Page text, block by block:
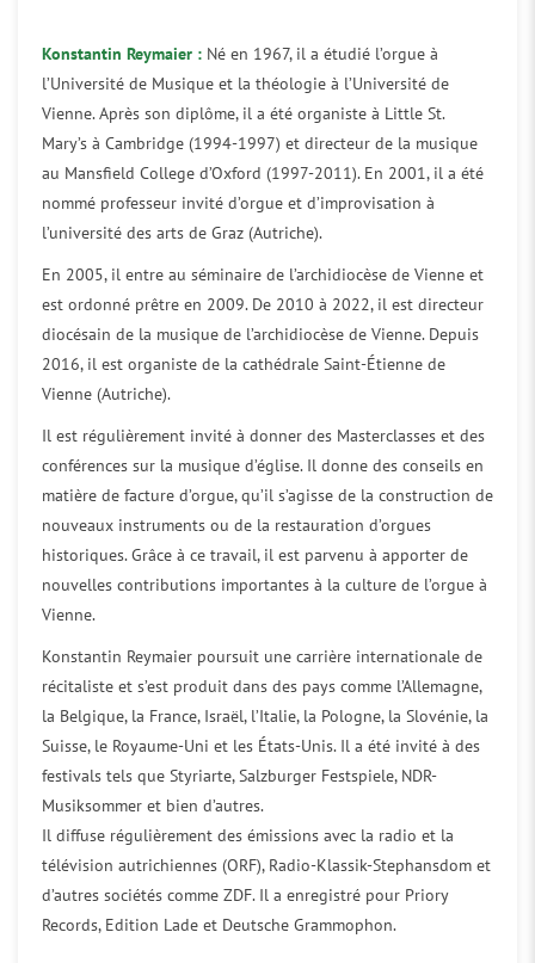
Konstantin Reymaier : Né en 1967, il a étudié l’orgue à
l’Université de Musique et la théologie à l’Université de
Vienne. Après son diplôme, il a été organiste à Little St.
Mary’s à Cambridge (1994-1997) et directeur de la musique
au Mansfield College d’Oxford (1997-2011). En 2001, il a été
nommé professeur invité d’orgue et d’improvisation à
l’université des arts de Graz (Autriche).
En 2005, il entre au séminaire de l’archidiocèse de Vienne et
est ordonné prêtre en 2009. De 2010 à 2022, il est directeur
diocésain de la musique de l’archidiocèse de Vienne. Depuis
2016, il est organiste de la cathédrale Saint-Étienne de
Vienne (Autriche).
Il est régulièrement invité à donner des Masterclasses et des
conférences sur la musique d’église. Il donne des conseils en
matière de facture d’orgue, qu’il s’agisse de la construction de
nouveaux instruments ou de la restauration d’orgues
historiques. Grâce à ce travail, il est parvenu à apporter de
nouvelles contributions importantes à la culture de l’orgue à
Vienne.
Konstantin Reymaier poursuit une carrière internationale de
récitaliste et s’est produit dans des pays comme l’Allemagne,
la Belgique, la France, Israël, l’Italie, la Pologne, la Slovénie, la
Suisse, le Royaume-Uni et les États-Unis. Il a été invité à des
festivals tels que Styriarte, Salzburger Festspiele, NDR-
Musiksommer et bien d’autres.
Il diffuse régulièrement des émissions avec la radio et la
télévision autrichiennes (ORF), Radio-Klassik-Stephansdom et
d’autres sociétés comme ZDF. Il a enregistré pour Priory
Records, Edition Lade et Deutsche Grammophon.